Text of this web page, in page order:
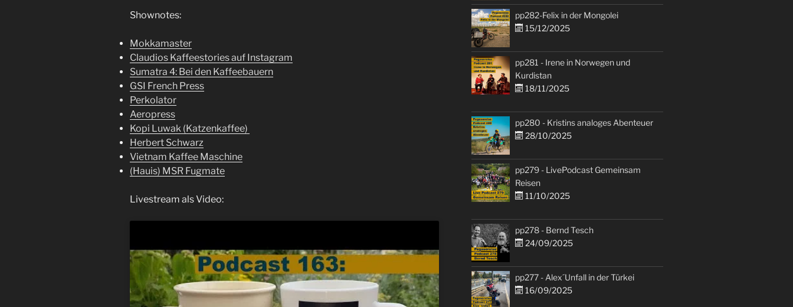
Shownotes:
Mokkamaster
Claudios Kaffeestories auf Instagram
Sumatra 4: Bei den Kaffeebauern
GSI French Press
Perkolator
Aeropress
Kopi Luwak (Katzenkaffee)
Herbert Schwarz
Vietnam Kaffee Maschine
(Hauis) MSR Fugmate
Livestream als Video:
pp282-Felix in der Mongolei
15/12/2025
pp281 - Irene in Norwegen und
Kurdistan
18/11/2025
pp280 - Kristins analoges Abenteuer
28/10/2025
pp279 - LivePodcast Gemeinsam
Reisen
11/10/2025
pp278 - Bernd Tesch
24/09/2025
pp277 - Alex´Unfall in der Türkei
16/09/2025